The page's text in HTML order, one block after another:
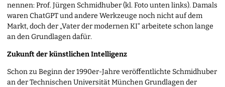
nennen: Prof. Jürgen Schmidhuber (kl. Foto unten links). Damals
waren ChatGPT und andere Werkzeuge noch nicht auf dem
Markt, doch der „Vater der modernen KI“ arbeitete schon lange
an den Grundlagen dafür.
Zukunft der künstlichen Intelligenz
Schon zu Beginn der 1990er-Jahre veröffentlichte Schmidhuber
an der Technischen Universität München Grundlagen der